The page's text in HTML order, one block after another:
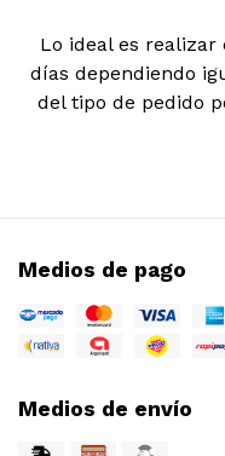
Lo ideal es
días dependiendo
del tipo de pedido
Medios de pago
Medios de envío